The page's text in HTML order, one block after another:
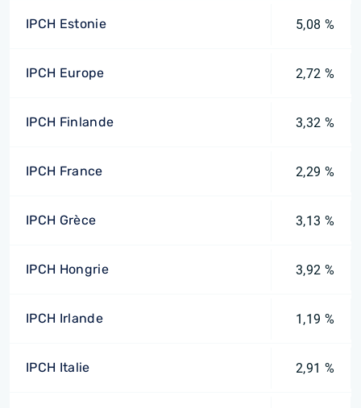
IPCH Estonie 5,08 %
IPCH Europe 2,72 %
IPCH Finlande 3,32 %
IPCH France 2,29 %
IPCH Grèce 3,13 %
IPCH Hongrie 3,92 %
IPCH Irlande 1,19 %
IPCH Italie 2,91 %